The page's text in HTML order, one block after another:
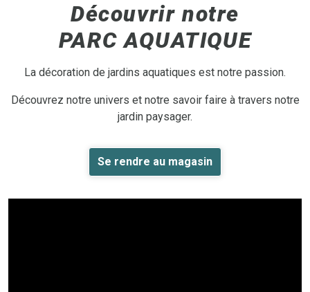
Découvrir notre
PARC AQUATIQUE
La décoration de jardins aquatiques est notre passion.
Découvrez notre univers et notre savoir faire à travers notre
jardin paysager.
Se rendre au magasin